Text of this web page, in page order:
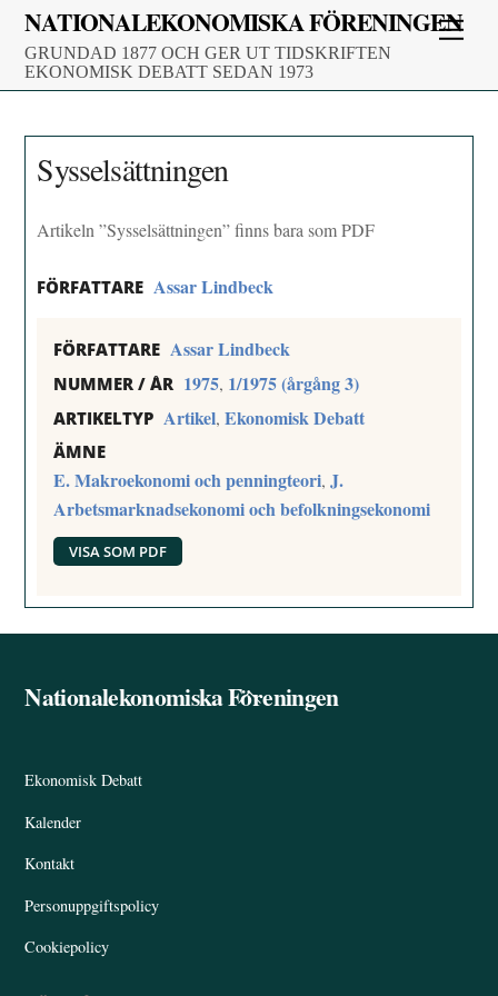
Skip
content
NATIONALEKONOMISKA FÖRENINGEN
GRUNDAD 1877 OCH GER UT TIDSKRIFTEN
EKONOMISK DEBATT SEDAN 1973
Sysselsättningen
Artikeln ”Sysselsättningen” finns bara som PDF
FÖRFATTARE Assar Lindbeck
FÖRFATTARE Assar Lindbeck
NUMMER / ÅR 1975, 1/1975 (årgång 3)
ARTIKELTYP Artikel,Ekonomisk Debatt
ÄMNE
E. Makroekonomi och penningteori,J.
Arbetsmarknadsekonomi och befolkningsekonomi
VISA SOM PDF
Back
Nationalekonomiska Föreningen
Ekonomisk Debatt
Kalender
Kontakt
Personuppgiftspolicy
Cookiepolicy